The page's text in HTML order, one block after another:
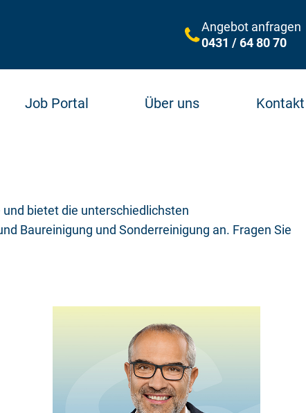
Angebot anfragen
0431 / 64 80 70
Job Portal Über uns Kontakt
bietet die unterschiedlichsten
Baureinigung und Sonderreinigung an. Fragen Sie